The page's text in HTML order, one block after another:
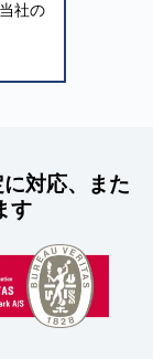
社の
対応、また
す